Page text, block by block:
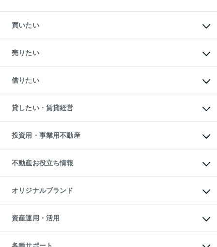
買いたい
新築・分譲マンションの購入
中古マンションの購入
一戸建ての購入
中古一戸建ての購入
不動産購入の流れ
注目キーワード物件特集
購入ガイド
English 繁体中文簡体中文
売りたい
一戸建ての売却・査定
土地の売却・査定
スピードAI査定
不動産査定について
不動産売却の流れ
不動産買換えの流れ
売却ガイド
借りたい
オフィス・店舗の賃貸
借りるときの流れ
借りるガイド
貸したい・賃貸経営
マンション賃料データ
賃貸管理プラン
リロケーションについて
貸すガイド
投資用・事業用不動産
事業用不動産
マンション投資
投資用マンション
アパート経営
収益物件
ビル購入（ビル一棟）
投資用不動産の売却査定
事業用不動産の売却査定
不動産お役立ち情報
マンションライブラリー
人気マンションランキング
暮らしに役立つ不動産メディア
不動産相場・不動産価格情報
不動産コラム・ニュース
不動産用語集
オリジナルブランド
一棟リノベーションマンション
L`GENTE（ルジェンテ）
区分リノベーションマンション
資産運用・活用
不動産M&A